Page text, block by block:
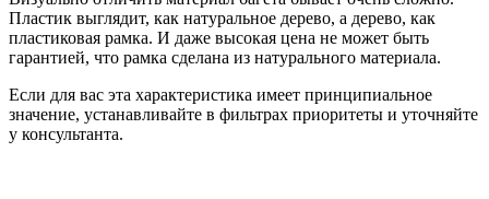
Пластик выглядит, как натуральное дерево, а дерево, как
пластиковая рамка. И даже высокая цена не может быть
гарантией, что рамка сделана из натурального материала.
Если для вас эта характеристика имеет принципиальное
значение, устанавливайте в фильтрах приоритеты и уточняйте
у консультанта.